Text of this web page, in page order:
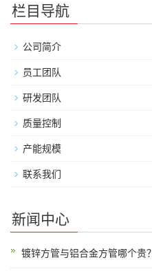
栏目导航
公司简介
员工团队
研发团队
质量控制
产能规模
联系我们
新闻中心
镀锌方管与铝合金方管哪个贵？